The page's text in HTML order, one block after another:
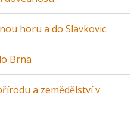
horu a do Slavkovic
Brna
a zemědělství v